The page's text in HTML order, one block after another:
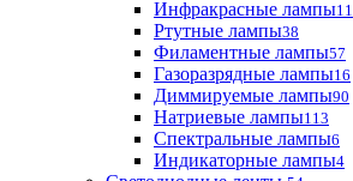
Инфракрасные лампы11
Ртутные лампы38
Филаментные лампы57
Газоразрядные лампы16
Диммируемые лампы90
Натриевые лампы113
Спектральные лампы6
Индикаторные лампы4